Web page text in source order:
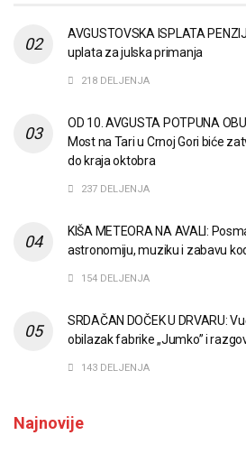
AVGUSTOVSKA ISPLATA
uplata za julska primanja
218 DELJENJA
OD 10. AVGUSTA POTPUNA
Most na Tari u Crnoj Gori biće
do kraja oktobra
237 DELJENJA
KIŠA METEORA NA AVALI:
astronomiju, muziku i zabavu
154 DELJENJA
SRDAČAN DOČEK U DRVARU:
obilazak fabrike „Jumko” i
143 DELJENJA
Najnovije